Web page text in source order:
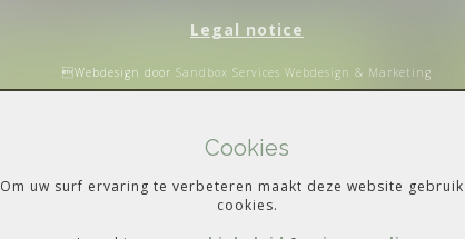
Legal notice
Webdesign door Sandbox Services Webdesign & Marketing
Cookies
Om uw surf ervaring te verbeteren maakt deze website gebruik
cookies.